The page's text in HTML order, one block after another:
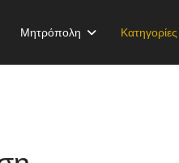
Μητρόπολη Κατηγορίες